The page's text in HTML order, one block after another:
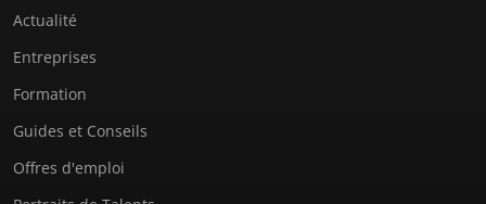
Actualité
Entreprises
Formation
Guides et Conseils
Offres d'emploi